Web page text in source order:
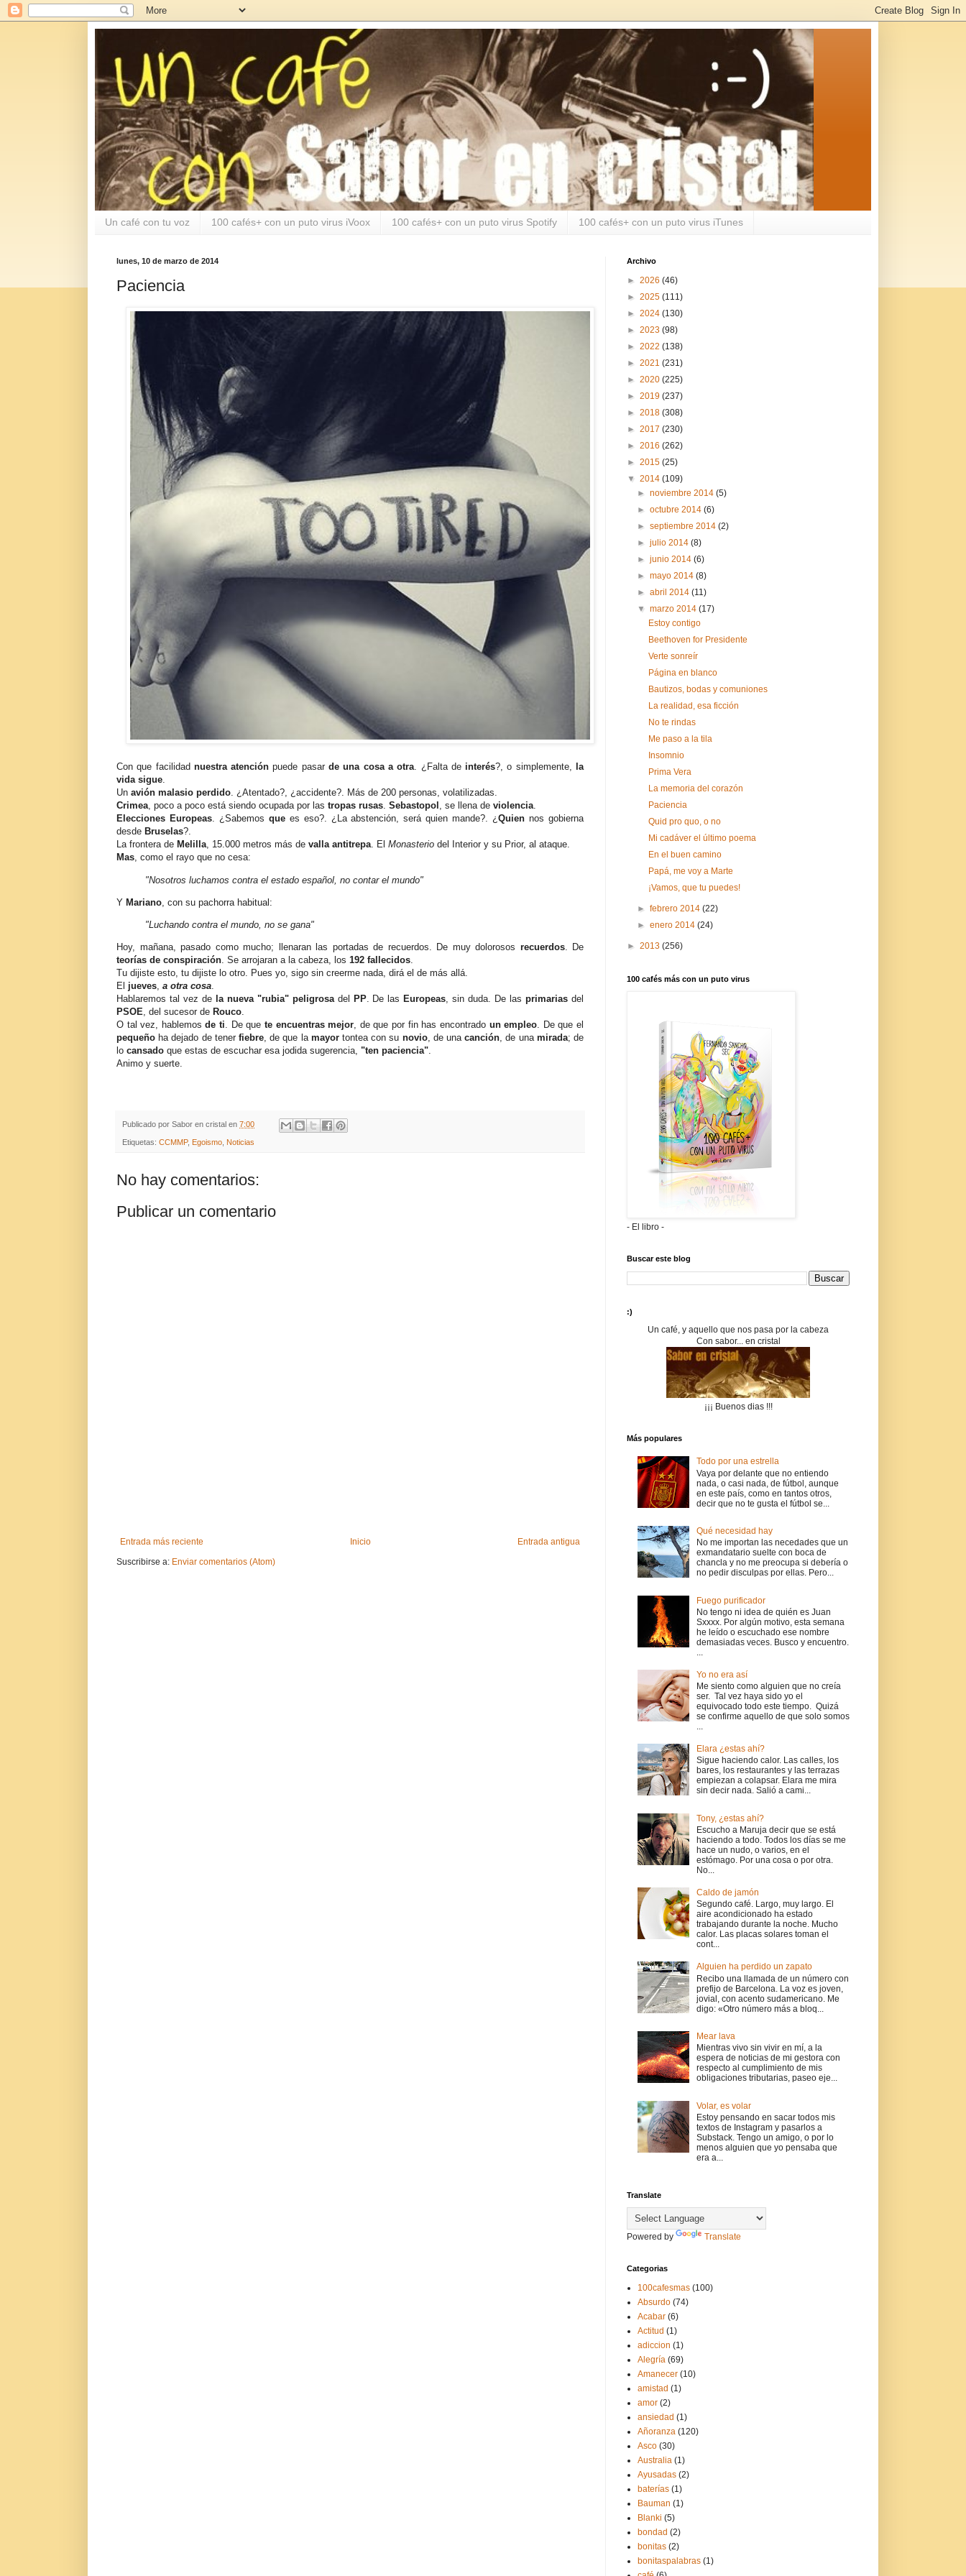
Un café con tu voz 100 cafés+ con un puto virus iVoox 100 cafés+ con un puto virus Spotify 100 cafés+ con un puto virus iTunes
lunes, 10 de marzo de 2014
Paciencia
Con que facilidad nuestra atención puede pasarde una cosa a otra. ¿Falta deinterés?, o simplemente,
la
vida sigue.
Un avión malasio perdido. ¿Atentado?, ¿accidente?. Más de 200 personas, volatilizadas.
Crimea, poco a poco está siendo ocupada por las tropas rusas. Sebastopol , se llena de violencia.
Elecciones Europeas. ¿Sabemos quees eso?. ¿La abstención, será quien mande?. ¿Quien nos gobierna
desde Bruselas?.
La frontera de Melilla, 15.000 metros más de valla antitrepa. El Monasterio del Interior y su Prior, al ataque.
Mas, como el rayo que no cesa:
"Nosotros luchamos contra el estado español, no contar el mundo"
Y Mariano , con su pachorra habitual:
"Luchando contra el mundo, no se gana"
Hoy, mañana, pasado como mucho; llenaran las portadas de recuerdos. De muy dolorosos recuerdos. De
teorías de conspiración. Se arrojaran a la cabeza, los 192 fallecidos.
Tu dijiste esto, tu dijiste lo otro. Pues yo, sigo sin creerme nada, dirá el de más allá.
El jueves, a otra cosa.
Hablaremos tal vez de la nueva "rubia" peligrosadel PP. De las Europeas, sin duda. De lasprimarias del
PSOE, del sucesor de Rouco.
O tal vez, hablemosde ti. De que te encuentras mejor, de que por fin has encontrado un empleo. De que el
pequeño ha dejado de tener fiebre, de que la mayortontea con su novio, de unacanción, de una mirada; de
lo cansado que estas de escuchar esa jodida sugerencia, "ten paciencia".
Animo y suerte.
Publicado por Sabor en cristal en 7:00
Etiquetas: CCMMP, Egoismo Noticias
No hay comentarios:
Publicar un comentario
Entrada más reciente Entrada antigua
Inicio
Suscribirse a: Enviar comentarios (Atom)
Archivo
► 2026 (46)
► 2025 (111)
► 2024 (130)
► 2023 (98)
► 2022 (138)
► 2021 (231)
► 2020 (225)
► 2019 (237)
► 2018 (308)
► 2017 (230)
► 2016 (262)
► 2015 (25)
▼ 2014 (109)
►noviembre 2014(5)
►octubre 2014(6)
►septiembre 2014(2)
►julio 2014(8)
►junio 2014(6)
►mayo 2014(8)
►abril 2014(11)
▼marzo 2014(17)
Estoy contigo
Beethoven for Presidente
Verte sonreír
Página en blanco
Bautizos, bodas y comuniones
La realidad, esa ficción
No te rindas
Me paso a la tila
Insomnio
Prima Vera
La memoria del corazón
Paciencia
Quid pro quo, o no
Mi cadáver el último poema
En el buen camino
Papá, me voy a Marte
¡Vamos, que tu puedes!
►febrero 2014(22)
►enero 2014(24)
► 2013 (256)
100 cafés más con un puto virus
- El libro -
Buscar este blog
:)
Un café, y aquello que nos pasa por la cabeza
Con sabor... en cristal
¡¡¡ Buenos dias !!!
Más populares
Todo por una estrella
Vaya por delante que no entiendo
nada, o casi nada, de fútbol, aunque
en este país, como en tantos otros,
decir que no te gusta el fútbol se...
Qué necesidad hay
No me importan las necedades que un
exmandatario suelte con boca de
chancla y no me preocupa si debería o
no pedir disculpas por ellas. Pero...
Fuego purificador
No tengo ni idea de quién es Juan
Sxxxx. Por algún motivo, esta semana
he leído o escuchado ese nombre
demasiadas veces. Busco y encuentro.
...
Yo no era así
Me siento como alguien que no creía
ser. Tal vez haya sido yo el
equivocado todo este tiempo. Quizá
se confirme aquello de que solo somos
...
Elara ¿estas ahí?
Sigue haciendo calor. Las calles, los
bares, los restaurantes y las terrazas
empiezan a colapsar. Elara me mira
sin decir nada. Salió a cami...
Tony, ¿estas ahí?
Escucho a Maruja decir que se está
haciendo a todo. Todos los días se me
hace un nudo, o varios, en el
estómago. Por una cosa o por otra.
No...
Caldo de jamón
Segundo café. Largo, muy largo. El
aire acondicionado ha estado
trabajando durante la noche. Mucho
calor. Las placas solares toman el
cont...
Alguien ha perdido un zapato
Recibo una llamada de un número con
prefijo de Barcelona. La voz es joven,
jovial, con acento sudamericano. Me
digo: «Otro número más a bloq...
Mear lava
Mientras vivo sin vivir en mí, a la
espera de noticias de mi gestora con
respecto al cumplimiento de mis
obligaciones tributarias, paseo eje...
Volar, es volar
Estoy pensando en sacar todos mis
textos de Instagram y pasarlos a
Substack. Tengo un amigo, o por lo
menos alguien que yo pensaba que
era a...
Translate
Powered by Translate
Categorias
100cafesmas (100)
Absurdo (74)
Acabar (6)
Actitud (1)
adiccion (1)
Alegría (69)
Amanecer (10)
amistad (1)
amor (2)
ansiedad (1)
Añoranza (120)
Asco (30)
Australia (1)
Ayusadas (2)
baterías (1)
Bauman (1)
Blanki (5)
bondad (2)
bonitas (2)
bonitaspalabras (1)